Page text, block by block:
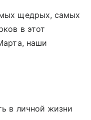
щедрых, самых
в этот
наши
в личной жизни